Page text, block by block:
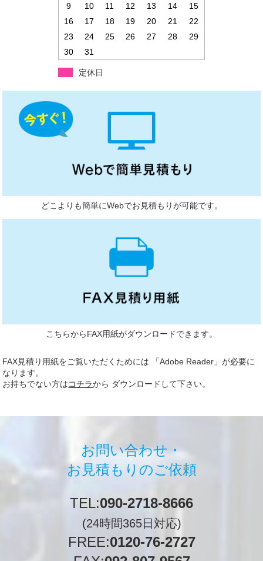
9
10 11 12 13 14
15
16
17 18 19 20 21
22
23
24 25 26 27 28
29
30
31
定休日
どこよりも簡単にWebでお見積もりが可能です。
こちらからFAX用紙がダウンロードできます。
FAX見積り用紙をご覧いただくためには 「Adobe Reader」が必要に
なります。
お持ちでない方はコチラから ダウンロードして下さい。
お問い合わせ・
お見積もりのご依頼
TEL:090-2718-8666
(24時間365日対応)
FREE:0120-76-2727